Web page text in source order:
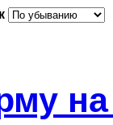
на